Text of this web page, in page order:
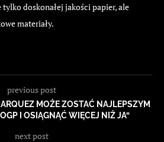
doskonałej jakości papier, ale
materiały.
previous post
MOŻE ZOSTAĆ NAJLEPSZYM
I OSIĄGNĄĆ WIĘCEJ NIŻ JA”
next post